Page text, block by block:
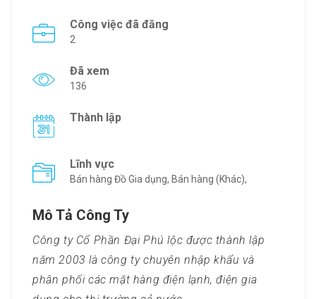
Công việc đã đăng
2
Đã xem
136
Thành lập
Lĩnh vực
Bán hàng Đồ Gia dụng, Bán hàng (Khác),
Mô Tả Công Ty
Công ty Cổ Phần Đại Phú lộc được thành lập
năm 2003 là công ty chuyên nhập khẩu và
phân phối các mặt hàng điện lạnh, điện gia